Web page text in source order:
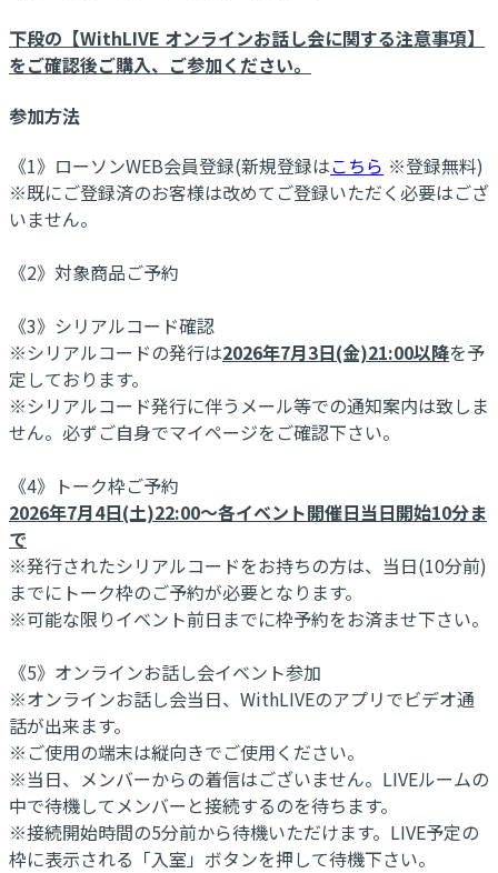
下段の【WithLIVE オンラインお話し会に関する注意事項】
をご確認後ご購入、ご参加ください。
参加方法
《1》ローソンWEB会員登録(新規登録はこちら ※登録無料)
※既にご登録済のお客様は改めてご登録いただく必要はござ
いません。
《2》対象商品ご予約
《3》シリアルコード確認
※シリアルコードの発行は2026年7月3日(金)21:00以降を予
定しております。
※シリアルコード発行に伴うメール等での通知案内は致しま
せん。必ずご自身でマイページをご確認下さい。
《4》トーク枠ご予約
2026年7月4日(土)22:00～各イベント開催日当日開始10分ま
で
※発行されたシリアルコードをお持ちの方は、当日(10分前)
までにトーク枠のご予約が必要となります。
※可能な限りイベント前日までに枠予約をお済ませ下さい。
《5》オンラインお話し会イベント参加
※オンラインお話し会当日、WithLIVEのアプリでビデオ通
話が出来ます。
※ご使用の端末は縦向きでご使用ください。
※当日、メンバーからの着信はございません。LIVEルームの
中で待機してメンバーと接続するのを待ちます。
※接続開始時間の5分前から待機いただけます。LIVE予定の
枠に表示される「入室」ボタンを押して待機下さい。